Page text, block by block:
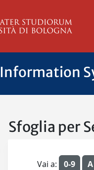
Sfoglia per
Vai a: 0-9 A